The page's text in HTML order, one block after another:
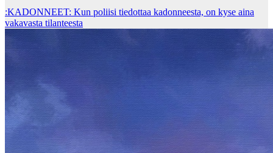
:KADONNEET: Kun poliisi tiedottaa kadonneesta, on kyse aina
vakavasta tilanteesta